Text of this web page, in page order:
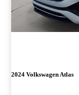
2024 Volkswagen Atlas